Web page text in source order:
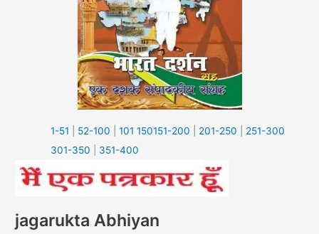
1-51 52-100 |101 150151-200 201-250
251-300
301-350
351-400
jagarukta Abhiyan